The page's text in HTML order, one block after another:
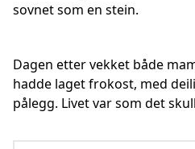
sovnet som en stein.
Dagen etter vekket både
hadde laget frokost, med
pålegg. Livet var som det